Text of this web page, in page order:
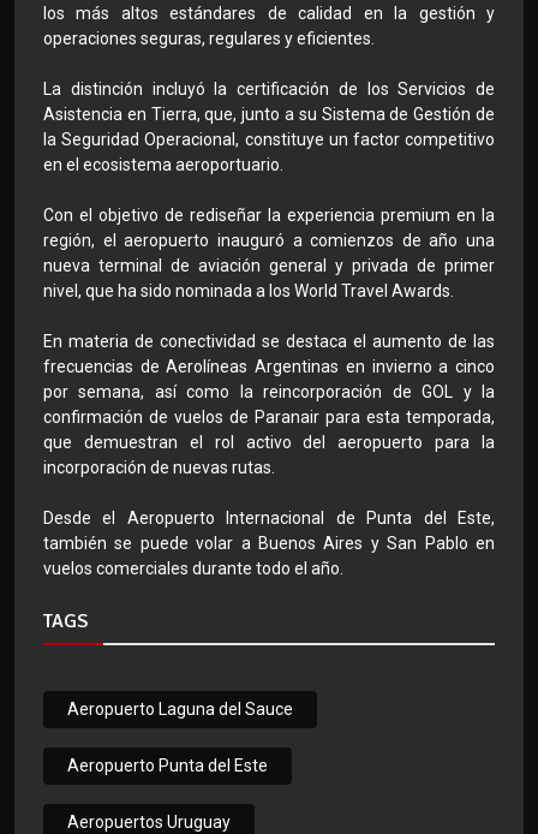
los más altos estándares de calidad en la gestión y
operaciones seguras, regulares y eficientes.
La distinción incluyó la certificación de los Servicios de
Asistencia en Tierra, que, junto a su Sistema de Gestión de
la Seguridad Operacional, constituye un factor competitivo
en el ecosistema aeroportuario.
Con el objetivo de rediseñar la experiencia premium en la
región, el aeropuerto inauguró a comienzos de año una
nueva terminal de aviación general y privada de primer
nivel, que ha sido nominada a los World Travel Awards.​
En materia de conectividad se destaca el aumento de las
frecuencias de Aerolíneas Argentinas en invierno a cinco
por semana, así como la reincorporación de GOL y la
confirmación de vuelos de Paranair para esta temporada,
que demuestran el rol activo del aeropuerto para la
incorporación de nuevas rutas.
Desde el Aeropuerto Internacional de Punta del Este,
también se puede volar a Buenos Aires y San Pablo en
vuelos comerciales durante todo el año.
TAGS
Aeropuerto Laguna del Sauce
Aeropuerto Punta del Este
Aeropuertos Uruguay